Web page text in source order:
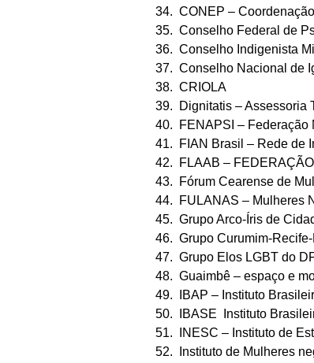
34. CONEP –
35. Conselho Federal de
36. Conselho Indigenista
37. Conselho Nacional de
38. CRIOLA
39. Dignitatis – Assessoria
40. FENAPSI – Federação
41. FIAN Brasil – Rede de
42. FLAAB –
43. Fórum Cearense de
44. FULANAS – Mulheres
45. Grupo Arco-Íris de
46. Grupo Curumim-
47. Grupo Elos LGBT do
48. Guaimbê – espaço e
49. IBAP – Instituto
50. IBASE Instituto
51. INESC – Instituto de
52. Instituto de Mulheres